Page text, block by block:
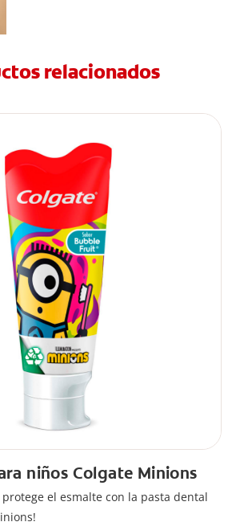
relacionados
niños Colgate Minions
protege el esmalte con la pasta dental